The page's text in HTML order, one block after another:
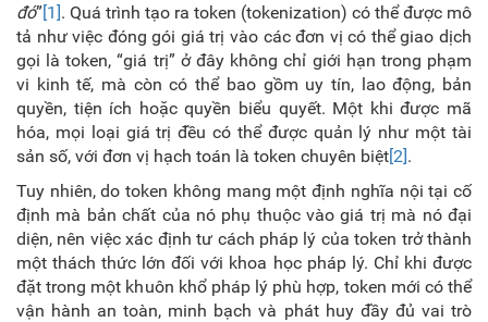
đó”[1]. Quá trình tạo ra token (tokenization) có thể được mô
tả như việc đóng gói giá trị vào các đơn vị có thể giao dịch
gọi là token, “giá trị” ở đây không chỉ giới hạn trong phạm
vi kinh tế, mà còn có thể bao gồm uy tín, lao động, bản
quyền, tiện ích hoặc quyền biểu quyết. Một khi được mã
hóa, mọi loại giá trị đều có thể được quản lý như một tài
sản số, với đơn vị hạch toán là token chuyên biệt[2].
Tuy nhiên, do token không mang một định nghĩa nội tại cố
định mà bản chất của nó phụ thuộc vào giá trị mà nó đại
diện, nên việc xác định tư cách pháp lý của token trở thành
một thách thức lớn đối với khoa học pháp lý. Chỉ khi được
đặt trong một khuôn khổ pháp lý phù hợp, token mới có thể
vận hành an toàn, minh bạch và phát huy đầy đủ vai trò